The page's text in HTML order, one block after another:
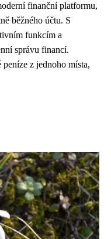
finanční platformu,
běžného účtu. S
funkcím a
správu financí.
peníze z jednoho místa,